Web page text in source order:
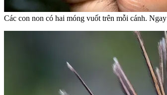
Các con non có hai móng vuốt trên mỗi cánh.